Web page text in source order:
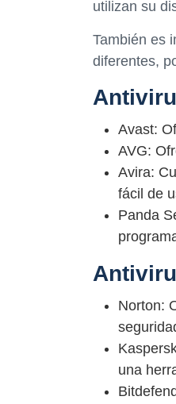
utilizan su
También es
diferentes,
Avast:
AVG:
Avira:
fácil de
Panda
Norton:
una